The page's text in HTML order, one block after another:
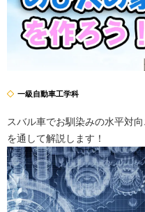
一級自動車工学科
スバル車でお馴染みの水平対
を通して解説します！